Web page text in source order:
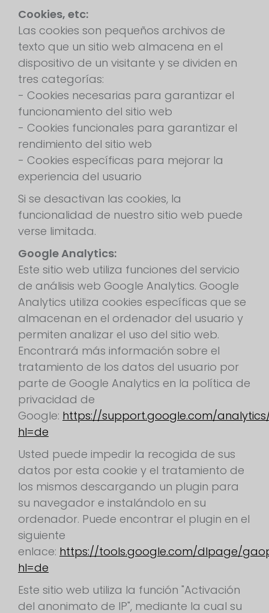
Cookies, etc:
Las cookies son pequeños archivos de
texto que un sitio web almacena en el
dispositivo de un visitante y se dividen en
tres categorías:
- Cookies necesarias para garantizar el
funcionamiento del sitio web
- Cookies funcionales para garantizar el
rendimiento del sitio web
- Cookies específicas para mejorar la
experiencia del usuario
Si se desactivan las cookies, la
funcionalidad de nuestro sitio web puede
verse limitada.
Google Analytics:
Este sitio web utiliza funciones del servicio
de análisis web Google Analytics. Google
Analytics utiliza cookies específicas que se
almacenan en el ordenador del usuario y
permiten analizar el uso del sitio web.
Encontrará más información sobre el
tratamiento de los datos del usuario por
parte de Google Analytics en la política de
privacidad de
Google: https://support.google.com/
hl=de
Usted puede impedir la recogida de sus
datos por esta cookie y el tratamiento de
los mismos descargando un plugin para
su navegador e instalándolo en su
ordenador. Puede encontrar el plugin en el
siguiente
enlace: https://tools.google.com/dlpage/
hl=de
Este sitio web utiliza la función "Activación
del anonimato de IP", mediante la cual su